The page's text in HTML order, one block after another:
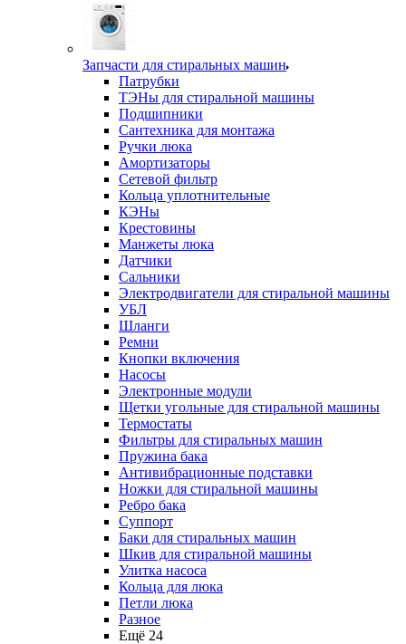
Запчасти для стиральных машин
Патрубки
ТЭНы для стиральной машины
Подшипники
Сантехника для монтажа
Ручки люка
Амортизаторы
Сетевой фильтр
Кольца уплотнительные
КЭНы
Крестовины
Манжеты люка
Датчики
Сальники
Электродвигатели для стиральной машины
УБЛ
Шланги
Ремни
Кнопки включения
Насосы
Электронные модули
Щетки угольные для стиральной машины
Термостаты
Фильтры для стиральных машин
Пружина бака
Антивибрационные подставки
Ножки для стиральной машины
Ребро бака
Суппорт
Баки для стиральных машин
Шкив для стиральной машины
Улитка насоса
Кольца для люка
Петли люка
Разное
Ещё 24